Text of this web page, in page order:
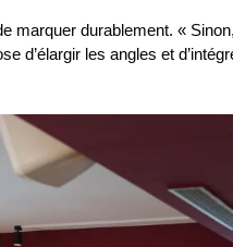
marquer durablement. «
d’élargir les angles et